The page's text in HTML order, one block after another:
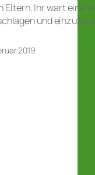
Eltern. Ihr wart
und
2019